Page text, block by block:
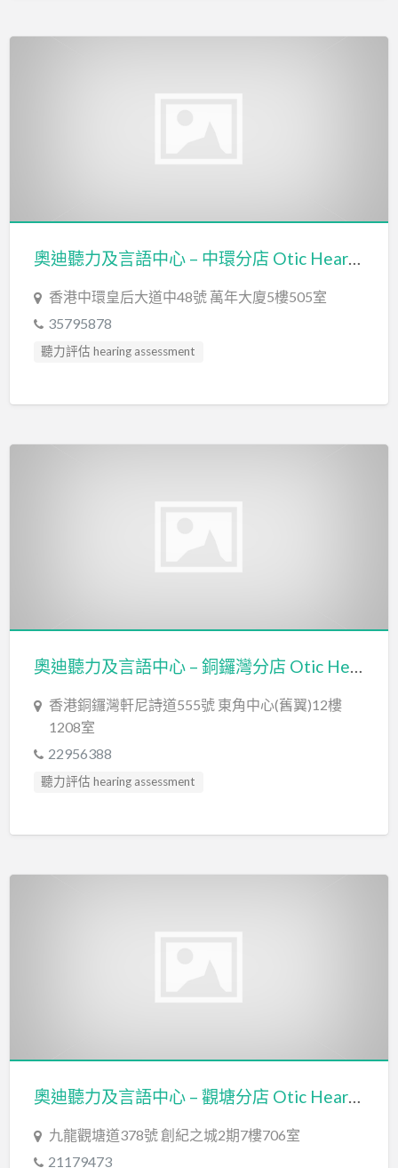
奧迪聽力及言語中心 – 中環分店 Otic Hearing & Speech Centre – Central Branch
香港中環皇后大道中48號 萬年大廈5樓505室
35795878
聽力評估 hearing assessment
奧迪聽力及言語中心 – 銅鑼灣分店 Otic Hearing & Speech Centre – Causeway Bay Branch
香港銅鑼灣軒尼詩道555號 東角中心(舊翼)12樓
1208室
22956388
聽力評估 hearing assessment
奧迪聽力及言語中心 – 觀塘分店 Otic Hearing & Speech Centre – Kwun Tong Branch
九龍觀塘道378號 創紀之城2期7樓706室
21179473